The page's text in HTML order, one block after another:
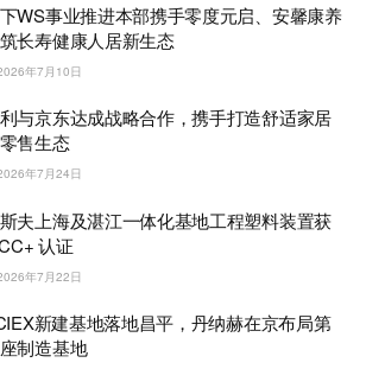
WS事业推进本部携手零度元启、安馨康养
长寿健康人居新生态
年7月10日
与京东达成战略合作，携手打造舒适家居
售生态
年7月24日
夫上海及湛江一体化基地工程塑料装置获
认证
年7月22日
新建基地落地昌平，丹纳赫在京布局第
制造基地